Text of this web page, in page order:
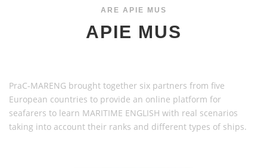
ARE APIE MUS
APIE MUS
PraC-MARENG brought together six partners from five
European countries to provide an online platform for
seafarers to learn MARITIME ENGLISH with real scenarios
taking into account their ranks and different types of ships.